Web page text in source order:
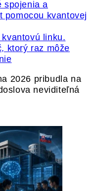
linku.
ktorý raz môže
2026 pribudla na
neviditeľná